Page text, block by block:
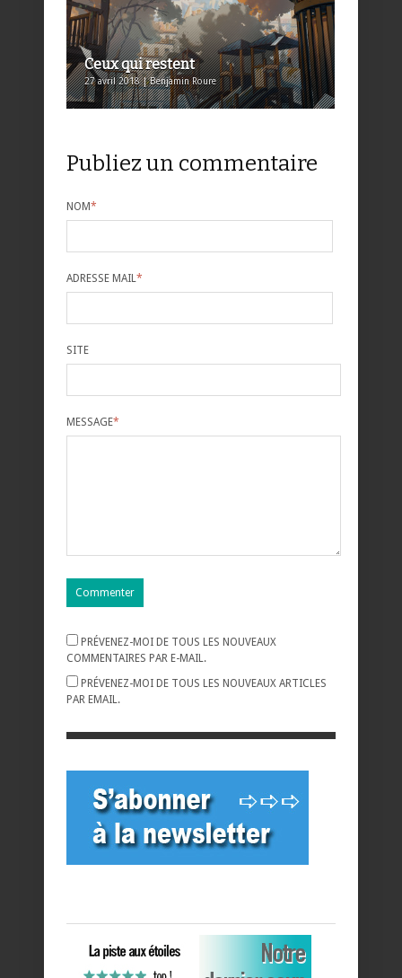
Ceux qui restent
27 avril 2018 | Benjamin Roure
Publiez un commentaire
NOM*
ADRESSE MAIL*
SITE
MESSAGE*
PRÉVENEZ-MOI DE TOUS LES NOUVEAUX
COMMENTAIRES PAR E-MAIL.
PRÉVENEZ-MOI DE TOUS LES NOUVEAUX ARTICLES
PAR EMAIL.